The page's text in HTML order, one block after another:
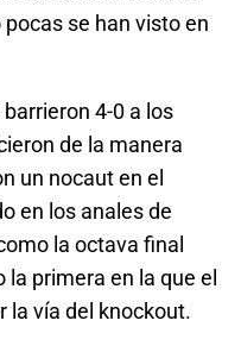
se han visto en
4-0 a los
de la manera
un nocaut en el
en los anales de
la octava final
primera en la que el
la vía del knockout.